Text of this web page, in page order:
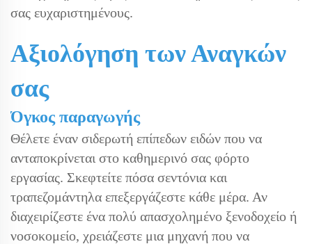
σας ευχαριστημένους.
Αξιολόγηση των Αναγκών
σας
Όγκος παραγωγής
Θέλετε έναν σιδερωτή επίπεδων ειδών που να
ανταποκρίνεται στο καθημερινό σας φόρτο
εργασίας. Σκεφτείτε πόσα σεντόνια και
τραπεζομάντηλα επεξεργάζεστε κάθε μέρα. Αν
διαχειρίζεστε ένα πολύ απασχολημένο ξενοδοχείο ή
νοσοκομείο, χρειάζεστε μια μηχανή που να